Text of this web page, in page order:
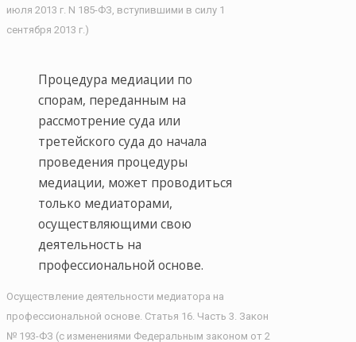
июля 2013 г. N 185-ФЗ, вступившими в силу 1
сентября 2013 г.)
Процедура медиации по
спорам, переданным на
рассмотрение суда или
третейского суда до начала
проведения процедуры
медиации, может проводиться
только медиаторами,
осуществляющими свою
деятельность на
профессиональной основе.
Осуществление деятельности медиатора на
профессиональной основе. Статья 16. Часть 3. Закон
№ 193-ФЗ (с изменениями Федеральным законом от 2